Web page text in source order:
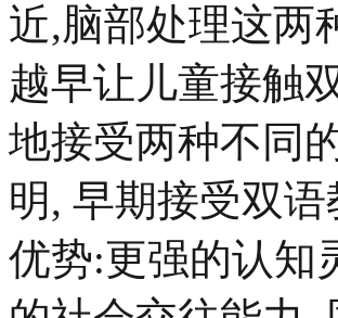
近,脑部处理这两
越早让儿童接触
地接受两种不同
明, 早期接受双
优势:更强的认知